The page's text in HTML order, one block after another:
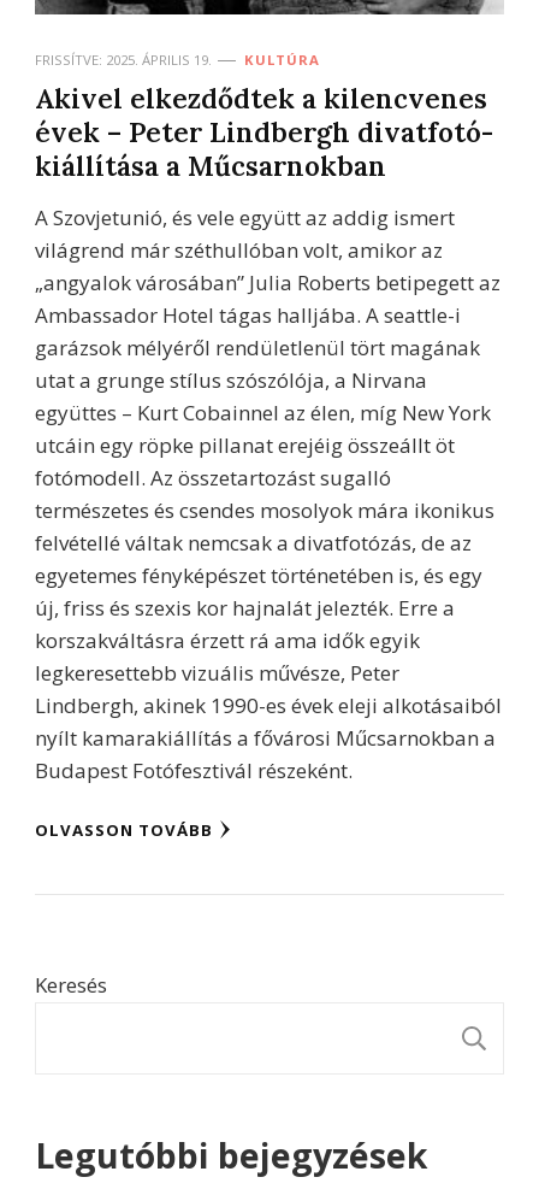
FRISSÍTVE: 2025. ÁPRILIS 19. KULTÚRA
Akivel elkezdődtek a kilencvenes
évek – Peter Lindbergh divatfotó-
kiállítása a Műcsarnokban
A Szovjetunió, és vele együtt az addig ismert
világrend már széthullóban volt, amikor az
„angyalok városában” Julia Roberts betipegett az
Ambassador Hotel tágas halljába. A seattle-i
garázsok mélyéről rendületlenül tört magának
utat a grunge stílus szószólója, a Nirvana
együttes – Kurt Cobainnel az élen, míg New York
utcáin egy röpke pillanat erejéig összeállt öt
fotómodell. Az összetartozást sugalló
természetes és csendes mosolyok mára ikonikus
felvétellé váltak nemcsak a divatfotózás, de az
egyetemes fényképészet történetében is, és egy
új, friss és szexis kor hajnalát jelezték. Erre a
korszakváltásra érzett rá ama idők egyik
legkeresettebb vizuális művésze, Peter
Lindbergh, akinek 1990-es évek eleji alkotásaiból
nyílt kamarakiállítás a fővárosi Műcsarnokban a
Budapest Fotófesztivál részeként.
OLVASSON TOVÁBB
Keresés
Legutóbbi bejegyzések